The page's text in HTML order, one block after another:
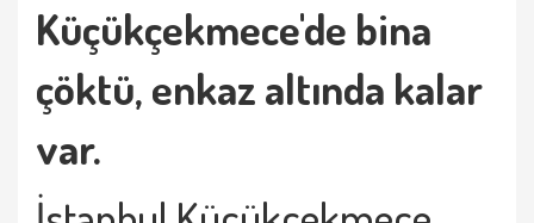
Küçükçekmece'de bina
çöktü, enkaz altında kalar
var.